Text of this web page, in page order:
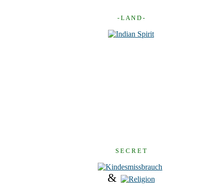
- L A N D -
S E C R E T
&